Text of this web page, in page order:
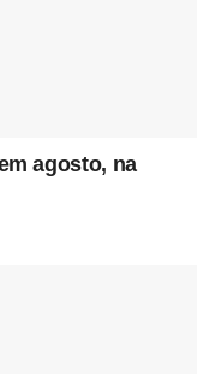
agosto, na